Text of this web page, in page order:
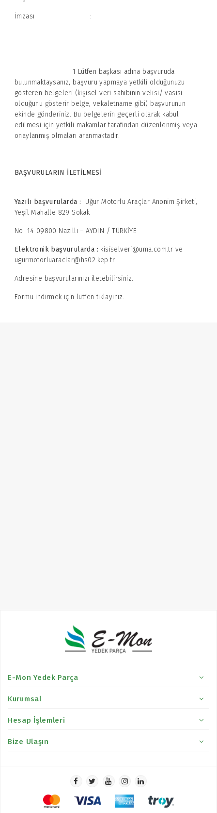
İmzası :
1 Lütfen başkası adına başvuruda
bulunmaktaysanız, başvuru yapmaya yetkili olduğunuzu
gösteren belgeleri (kişisel veri sahibinin velisi/ vasisi
olduğunu gösterir belge, vekaletname gibi) başvurunun
ekinde gönderiniz. Bu belgelerin geçerli olarak kabul
edilmesi için yetkili makamlar tarafından düzenlenmiş veya
onaylanmış olmaları aranmaktadır.
BAŞVURULARIN İLETİLMESİ
Yazılı başvurularda : Uğur Motorlu Araçlar Anonim Şirketi,
Yeşil Mahalle 829 Sokak
No: 14 09800 Nazilli – AYDIN / TÜRKİYE
Elektronik başvurularda : kisiselveri@uma.com.tr ve
ugurmotorluaraclar@hs02.kep.tr
Adresine başvurularınızı iletebilirsiniz.
Formu indirmek için lütfentıklayınız.
E-Mon Yedek Parça
Kurumsal
Hesap İşlemleri
Bize Ulaşın